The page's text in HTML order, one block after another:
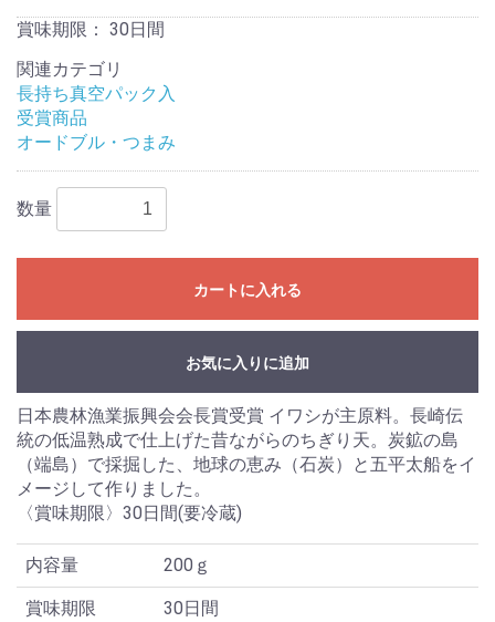
賞味期限： 30日間
関連カテゴリ
長持ち真空パック入
受賞商品
オードブル・つまみ
数量
カートに入れる
お気に入りに追加
日本農林漁業振興会会長賞受賞 イワシが主原料。長崎伝
統の低温熟成で仕上げた昔ながらのちぎり天。炭鉱の島
（端島）で採掘した、地球の恵み（石炭）と五平太船をイ
メージして作りました。
〈賞味期限〉30日間(要冷蔵)
内容量 200ｇ
賞味期限 30日間